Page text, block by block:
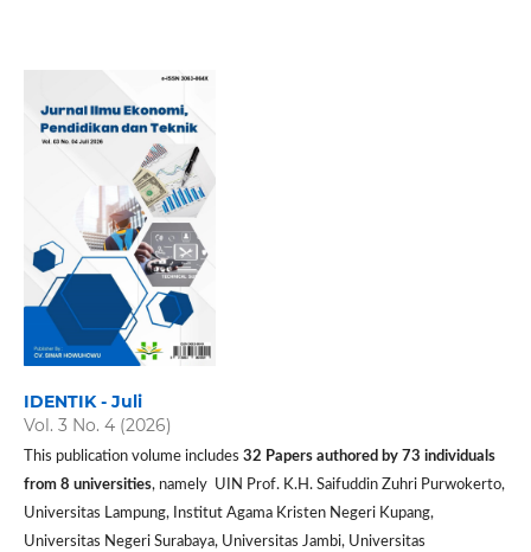
IDENTIK - Juli
Vol. 3 No. 4 (2026)
This publication volume includes 32 Papers authored by 73 individuals
from 8 universities, namely UIN Prof. K.H. Saifuddin Zuhri Purwokerto,
Universitas Lampung, Institut Agama Kristen Negeri Kupang,
Universitas Negeri Surabaya, Universitas Jambi, Universitas